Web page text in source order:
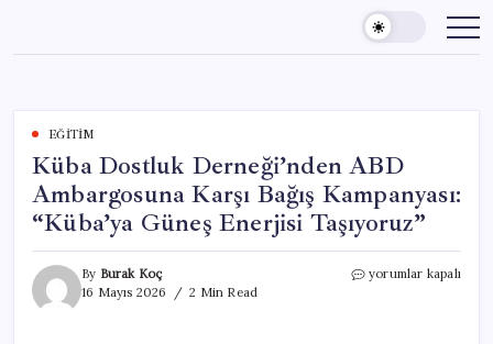
content
EĞITIM
Küba Dostluk Derneği’nden ABD
Ambargosuna Karşı Bağış Kampanyası:
“Küba’ya Güneş Enerjisi Taşıyoruz”
By Burak Koç
16 Mayıs 2026
2 Min Read
Küba
yorumlar kapalı